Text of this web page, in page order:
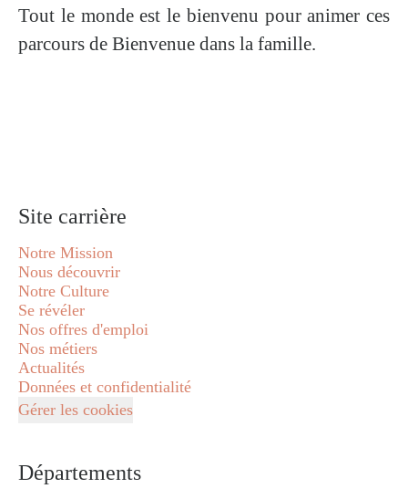
Tout le monde est le bienvenu pour animer ces
parcours de Bienvenue dans la famille.
Site carrière
Notre Mission
Nous découvrir
Notre Culture
Se révéler
Nos offres d'emploi
Nos métiers
Actualités
Données et confidentialité
Gérer les cookies
Départements